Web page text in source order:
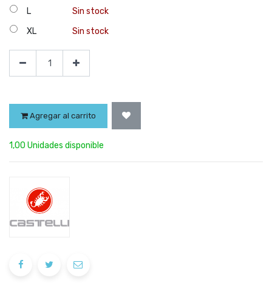
L
Sin stock
XL
Sin stock
Agregar al carrito
1,00 Unidades disponible